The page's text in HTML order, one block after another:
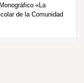
«La
de la Comunidad